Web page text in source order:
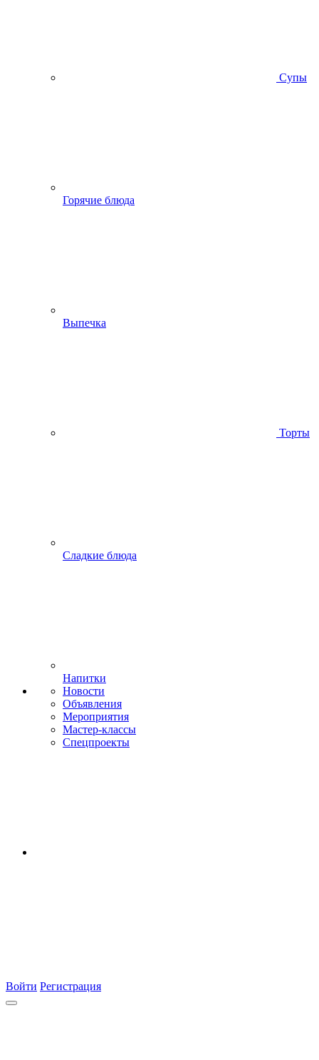
Супы
Горячие блюда
Выпечка
Торты
Сладкие блюда
Напитки
Новости
Объявления
Мероприятия
Мастер-классы
Спецпроекты
Войти Регистрация